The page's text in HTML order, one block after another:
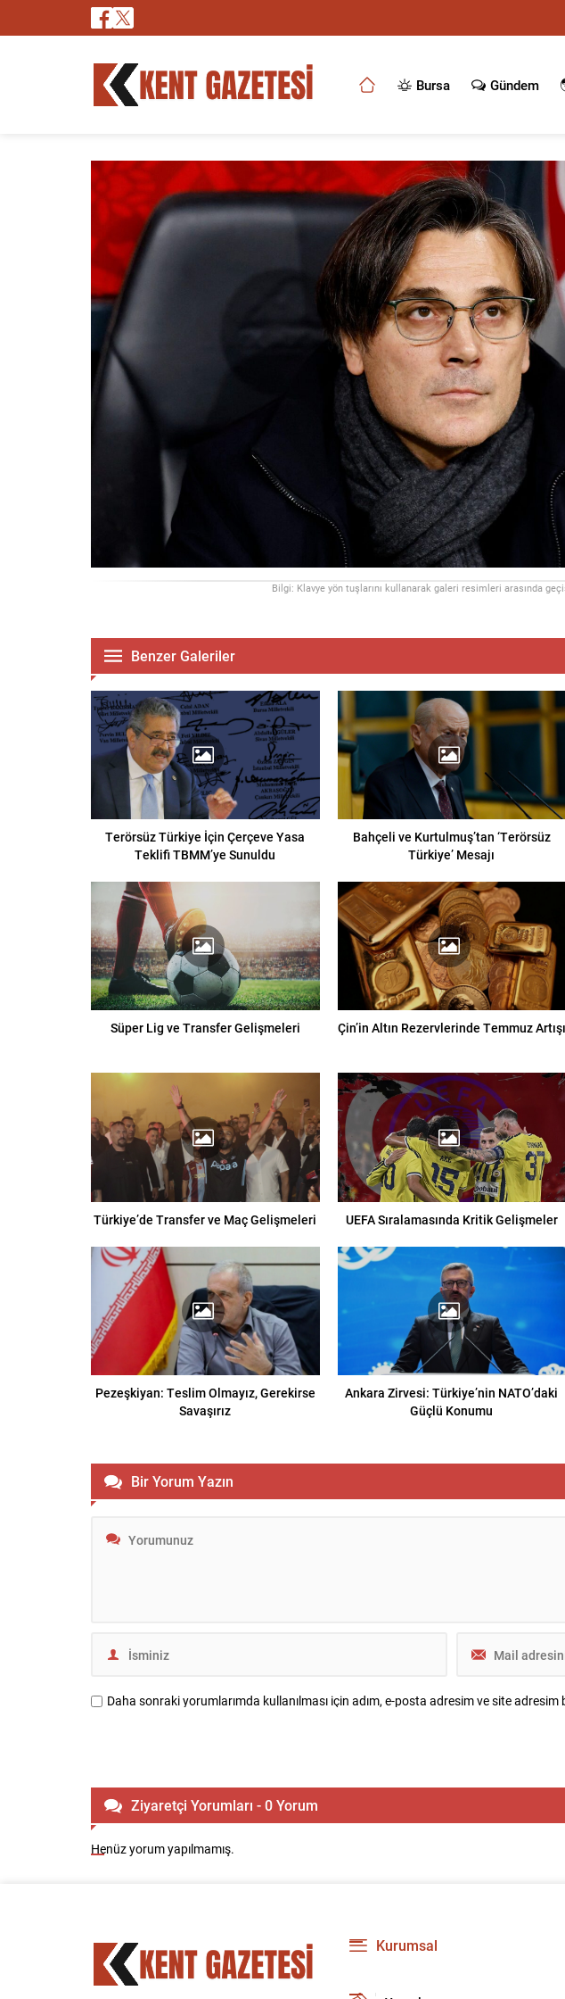
Bursa Gündem
Bilgi: Klavye yön tuşlarını kullanarak galeri resimleri arasında
Benzer Galeriler
Terörsüz Türkiye İçin Çerçeve Yasa
Teklifi TBMM’ye Sunuldu
Bahçeli ve Kurtulmuş’tan ‘Terörsüz
Türkiye’ Mesajı
Süper Lig ve Transfer Gelişmeleri Çin’in Altın Rezervlerinde Temmuz Artışı
Türkiye’de Transfer ve Maç Gelişmeleri UEFA Sıralamasında Kritik Gelişmeler
Pezeşkiyan: Teslim Olmayız, Gerekirse
Savaşırız
Ankara Zirvesi: Türkiye’nin NATO’daki
Güçlü Konumu
Bir Yorum Yazın
Daha sonraki yorumlarımda kullanılması için adım, e-posta adresim ve site adresim
Ziyaretçi Yorumları - 0 Yorum
Henüz yorum yapılmamış.
Kurumsal